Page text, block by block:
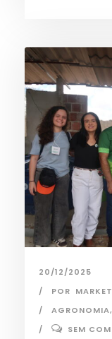
20/12/2025
POR
AGRONOMIA,
SEM